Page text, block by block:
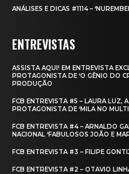
ANÁLISES E DICAS #1114 –
ENTREVISTAS
ASSISTA AQUI! EM ENTREVISTA
PROTAGONISTA DE ‘O GÊNIO DO
PRODUÇÃO
FCB ENTREVISTA #5 – LAURA LUZ,
PROTAGONISTA DE ‘MILA NO
FCB ENTREVISTA #4 – ARNALDO
NACIONAL ‘FABULOSOS JOÃO E
FCB ENTREVISTA #3 – FILIPE
FCB ENTREVISTA #2 – OTAVIO